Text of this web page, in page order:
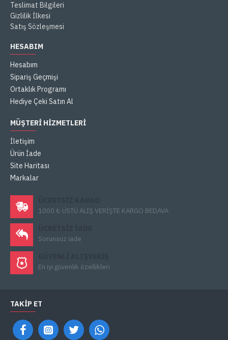
Teslimat Bilgileri
Gizlilik İlkesi
Satış Sözleşmesi
HESABIM
Hesabım
Sipariş Geçmişi
Ortaklık Programı
Hediye Çeki Satın Al
MÜŞTERI HIZMETLERI
İletişim
Ürün İade
Site Haritası
Markalar
1000 ₺ ÜSTÜ ALIŞ VERİŞTE KARGO BEDAVA
Sorunsuz iade
En iyi güvenlik özellikleri
TAKIP ET